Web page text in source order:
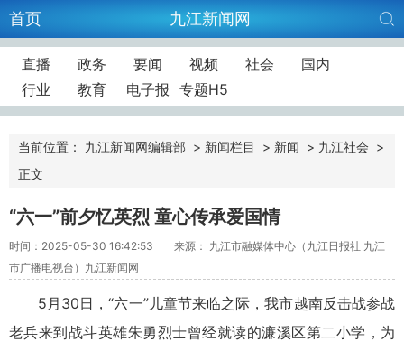
首页 九江新闻网
直播 政务 要闻 视频 社会
国内
行业
教育 电子报 专题H5
当前位置： 九江新闻网编辑部 > 新闻栏目 > 新闻 > 九江社会 >
正文
“六一”前夕忆英烈 童心传承爱国情
时间：2025-05-30 16:42:53
来源： 九江市融媒体中心（九江日报社 九江
市广播电视台）九江新闻网
5月30日，“六一”儿童节来临之际，我市越南反击战参战
老兵来到战斗英雄朱勇烈士曾经就读的濂溪区第二小学，为